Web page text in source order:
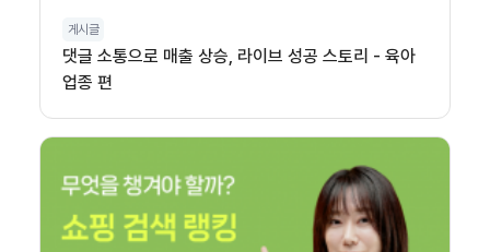
게시글
댓글 소통으로 매출 상승, 라이브 성공 스토리 - 육아
업종 편